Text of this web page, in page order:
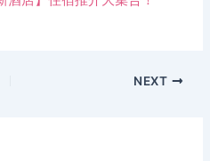
NEXT